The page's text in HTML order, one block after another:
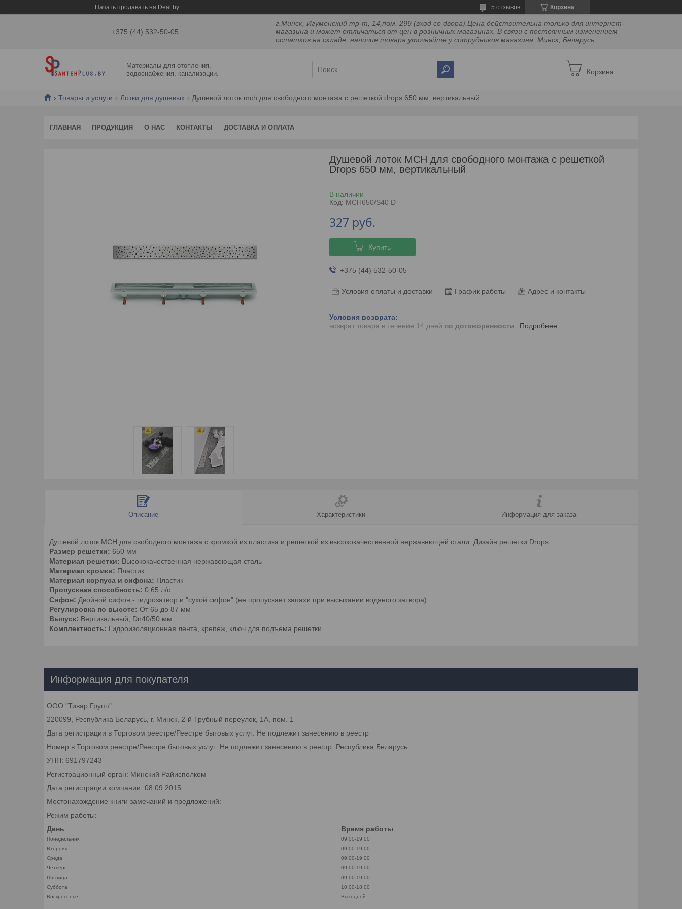
Начать продавать на Deal.by Корзина
5 отзывов
+375 (44) 532-50-05
г.Минск, Игуменский тр-т, 14,пом. 299 (вход со двора).Цена действительна только для интернет-
магазина и может отличаться от цен в розничных магазинах. В связи с постоянным изменением
остатков на складе, наличие товара уточняйте у сотрудников магазина, Минск, Беларусь
Материалы для отопления,
водоснабжения, канализации.
Корзина
Товары и услуги Лотки для душевых Душевой лоток mch для свободного монтажа с решеткой drops 650 мм, вертикальный
ГЛАВНАЯ ПРОДУКЦИЯ О НАС КОНТАКТЫ ДОСТАВКА И ОПЛАТА
Душевой лоток MCH для свободного монтажа с решеткой
Drops 650 мм, вертикальный
В наличии
Код: MCH650/S40 D
327 руб.
Купить
+375 (44) 532-50-05
Условия оплаты и доставки График работы Адрес и контакты
возврат товара в течение 14 дней по договоренности Подробнее
Описание Характеристики Информация для заказа
Душевой лоток MCH для свободного монтажа с кромкой из пластика и решеткой из высококачественной нержавеющей стали. Дизайн решетки Drops.
Размер решетки: 650 мм
Материал решетки: Высококачественная нержавеющая сталь
Материал кромки: Пластик
Материал корпуса и сифона: Пластик
Пропускная способность: 0,65 л/с
Сифон: Двойной сифон - гидрозатвор и "сухой сифон" (не пропускает запахи при высыхании водяного затвора)
Регулировка по высоте: От 65 до 87 мм
Выпуск: Вертикальный, Dn40/50 мм
Комплектность: Гидроизоляционная лента, крепеж, ключ для подъема решетки
Информация для покупателя
ООО "Тивар Групп"
220099, Республика Беларусь, г. Минск, 2-й Трубный переулок, 1А, пом. 1
Дата регистрации в Торговом реестре/Реестре бытовых услуг: Не подлежит занесению в реестр
Номер в Торговом реестре/Реестре бытовых услуг: Не подлежит занесению в реестр, Республика Беларусь
УНП: 691797243
Регистрационный орган: Минский Райисполком
Дата регистрации компании: 08.09.2015
Местонахождение книги замечаний и предложений:
Режим работы:
День
Время работы
Понедельник
09:00-19:00
Вторник
09:00-19:00
Среда
09:00-19:00
Четверг
09:00-19:00
Пятница
09:00-19:00
Суббота
10:00-18:00
Воскресенье
Выходной